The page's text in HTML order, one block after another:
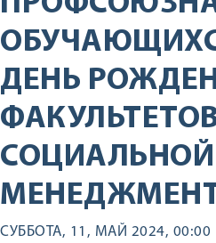
ДЕНЬ
СУББОТА, 11, МАЙ 2024, 00:00